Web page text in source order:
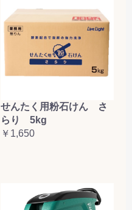
せんたく用粉石けん さ
らり 5kg
￥1,650